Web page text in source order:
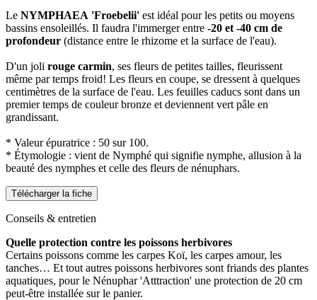
Le NYMPHAEA 'Froebelii' est idéal pour les petits ou moyens
bassins ensoleillés. Il faudra l'immerger entre -20 et -40 cm de
profondeur (distance entre le rhizome et la surface de l'eau).
D'un joli rouge carmin, ses fleurs de petites tailles, fleurissent
même par temps froid! Les fleurs en coupe, se dressent à quelques
centimètres de la surface de l'eau. Les feuilles caducs sont dans un
premier temps de couleur bronze et deviennent vert pâle en
grandissant.
* Valeur épuratrice : 50 sur 100.
* Étymologie : vient de Nymphé qui signifie nymphe, allusion à la
beauté des nymphes et celle des fleurs de nénuphars.
Télécharger la fiche
Conseils & entretien
Quelle protection contre les poissons herbivores
Certains poissons comme les carpes Koï, les carpes amour, les
tanches… Et tout autres poissons herbivores sont friands des plantes
aquatiques, pour le Nénuphar 'Atttraction' une protection de 20 cm
peut-être installée sur le panier.